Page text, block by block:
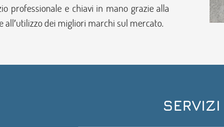
professionale e chiavi in mano grazie alla
all′utilizzo dei migliori marchi sul mercato.
SERVIZI